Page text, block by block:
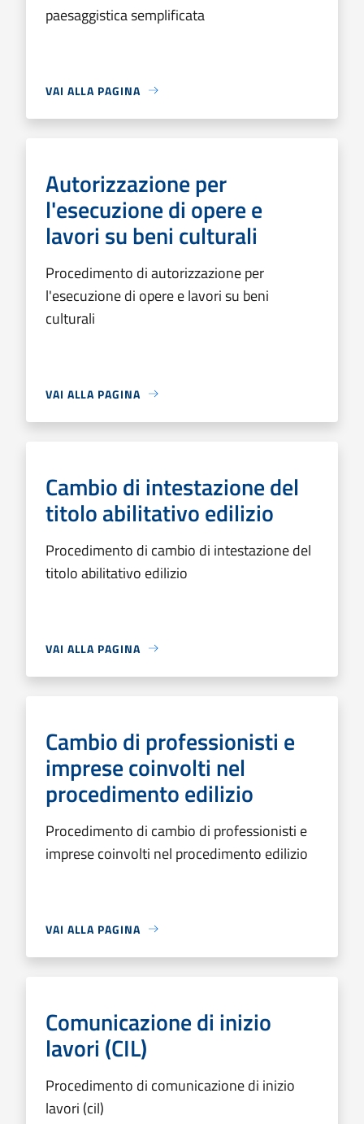
paesaggistica semplificata
VAI ALLA PAGINA
Autorizzazione per
l'esecuzione di opere e
lavori su beni culturali
Procedimento di autorizzazione per
l'esecuzione di opere e lavori su beni
culturali
VAI ALLA PAGINA
Cambio di intestazione del
titolo abilitativo edilizio
Procedimento di cambio di intestazione del
titolo abilitativo edilizio
VAI ALLA PAGINA
Cambio di professionisti e
imprese coinvolti nel
procedimento edilizio
Procedimento di cambio di professionisti e
imprese coinvolti nel procedimento edilizio
VAI ALLA PAGINA
Comunicazione di inizio
lavori (CIL)
Procedimento di comunicazione di inizio
lavori (cil)